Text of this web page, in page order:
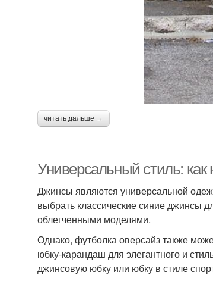
читать дальше →
Универсальный стиль: как
Джинсы являются универсальной
выбрать классические синие джинсы
облегченными моделями.
Однако, футболка оверсайз также
юбку-карандаш для элегантного и
джинсовую юбку или юбку в стиле